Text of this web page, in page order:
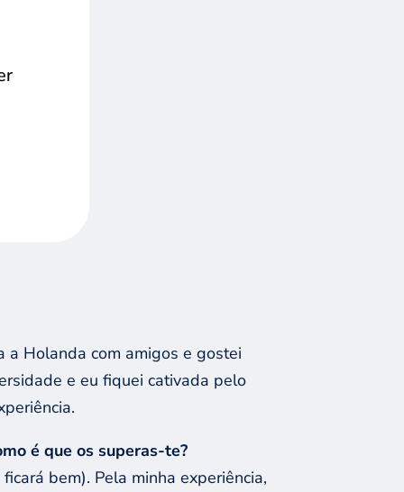
a Holanda com amigos e gostei
e eu fiquei cativada pelo
é que os superas-te?
bem). Pela minha experiência,